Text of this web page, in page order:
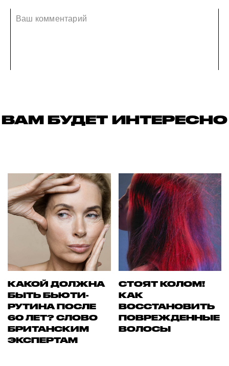
ВАМ БУДЕТ ИНТЕРЕСНО
КАКОЙ ДОЛЖНА
БЫТЬ БЬЮТИ-
РУТИНА ПОСЛЕ
60 ЛЕТ? СЛОВО
БРИТАНСКИМ
ЭКСПЕРТАМ
СТОЯТ КОЛОМ!
КАК
ВОССТАНОВИТЬ
ПОВРЕЖДЕННЫЕ
ВОЛОСЫ